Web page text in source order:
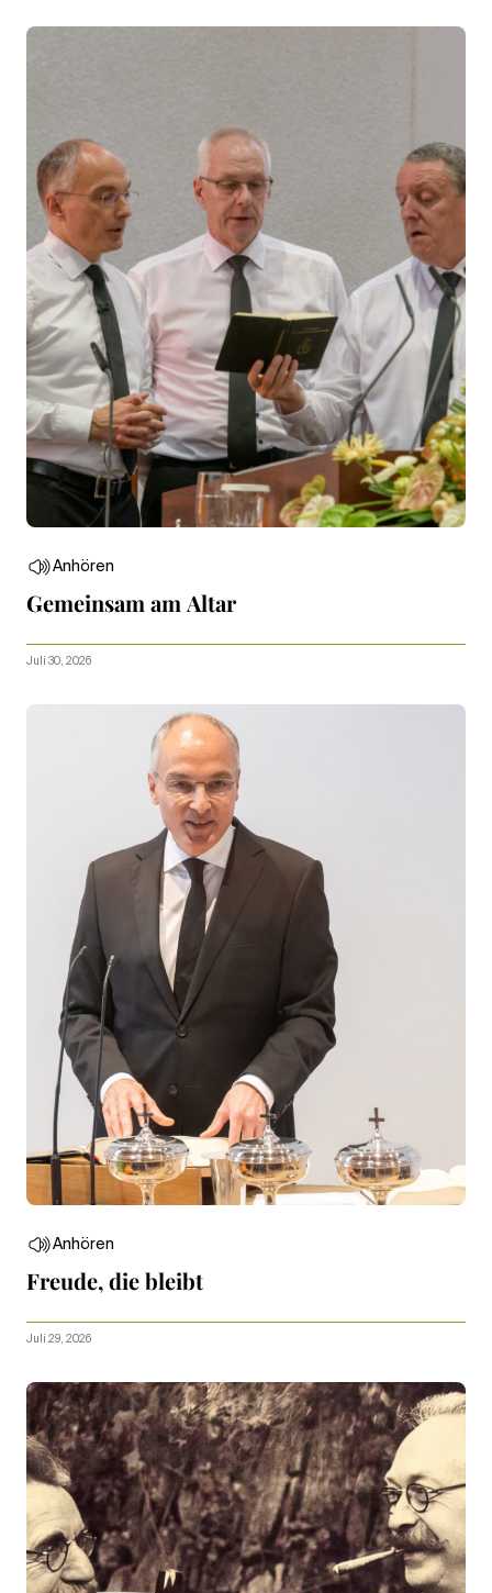
Anhören
Gemeinsam am Altar
Juli 30, 2026
Anhören
Freude, die bleibt
Juli 29, 2026